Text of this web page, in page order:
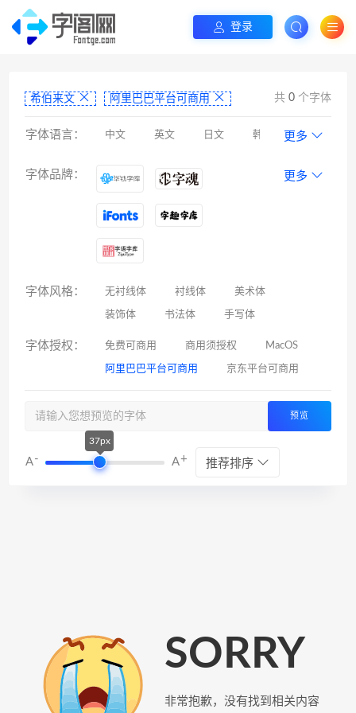
登录
希伯来文 阿里巴巴平台可商用 共 0 个字体
字体语言： 中文 英文 日文 韩文
罗马尼亚文 彝文
更多
字体品牌： 更多
字体风格： 无衬线体 衬线体 美术体
装饰体 书法体 手写体
字体授权： 免费可商用 商用须授权 MacOS
阿里巴巴平台可商用 京东平台可商用
预览
A-
37px
A+ 推荐排序
SORRY
非常抱歉，没有找到相关内容